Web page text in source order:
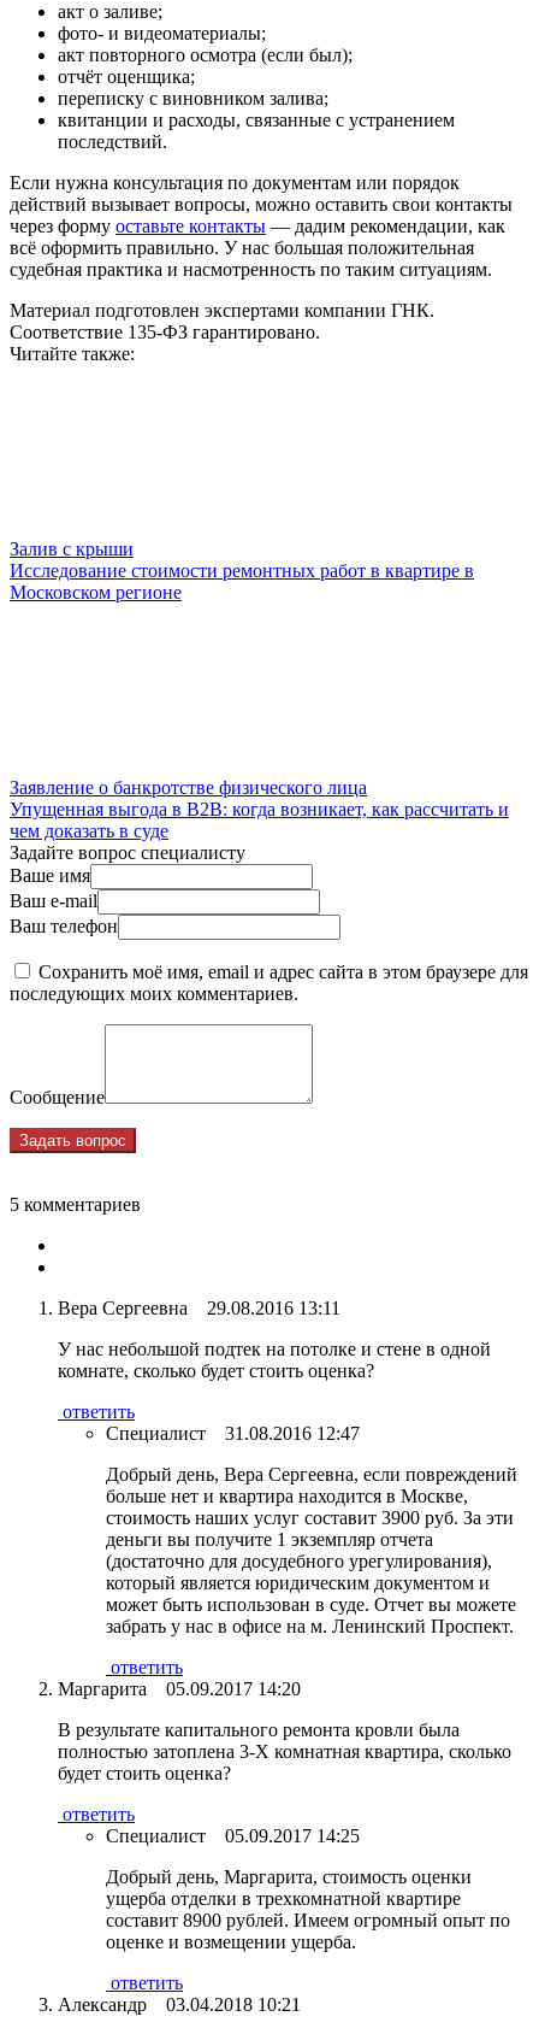
акт о заливе;
фото- и видеоматериалы;
акт повторного осмотра (если был);
отчёт оценщика;
переписку с виновником залива;
квитанции и расходы, связанные с устранением
последствий.
Если нужна консультация по документам или порядок
действий вызывает вопросы, можно оставить свои контакты
через форму оставьте контакты — дадим рекомендации, как
всё оформить правильно. У нас большая положительная
судебная практика и насмотренность по таким ситуациям.
Материал подготовлен экспертами компании ГНК.
Соответствие 135-ФЗ гарантировано.
Читайте также:
Залив с крыши
Исследование стоимости ремонтных работ в квартире в
Московском регионе
Заявление о банкротстве физического лица
Упущенная выгода в B2B: когда возникает, как рассчитать и
чем доказать в суде
Задайте вопрос специалисту
Ваше имя
Ваш e-mail
Ваш телефон
Сохранить моё имя, email и адрес сайта в этом браузере для
последующих моих комментариев.
Сообщение
5 комментариев
Вера Сергеевна
29.08.2016 13:11
У нас небольшой подтек на потолке и стене в одной
комнате, сколько будет стоить оценка?
ответить
Специалист
31.08.2016 12:47
Добрый день, Вера Сергеевна, если повреждений
больше нет и квартира находится в Москве,
стоимость наших услуг составит 3900 руб. За эти
деньги вы получите 1 экземпляр отчета
(достаточно для досудебного урегулирования),
который является юридическим документом и
может быть использован в суде. Отчет вы можете
забрать у нас в офисе на м. Ленинский Проспект.
ответить
Маргарита
05.09.2017 14:20
В результате капитального ремонта кровли была
полностью затоплена 3-Х комнатная квартира, сколько
будет стоить оценка?
ответить
Специалист
05.09.2017 14:25
Добрый день, Маргарита, стоимость оценки
ущерба отделки в трехкомнатной квартире
составит 8900 рублей. Имеем огромный опыт по
оценке и возмещении ущерба.
ответить
Александр
03.04.2018 10:21